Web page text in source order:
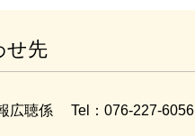
せ先
広聴係 Tel：076-227-6056